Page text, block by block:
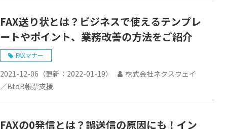
FAX送り状とは？ビジネスで使えるテンプレ
ートやポイント、業務改善の方法をご紹介
FAXマナー
2021-12-06 （更新： 2022-01-19）
株式会社ネクスウェイ
／BtoB帳票支援
FAXの0発信とは？誤送信の原因にも！イン